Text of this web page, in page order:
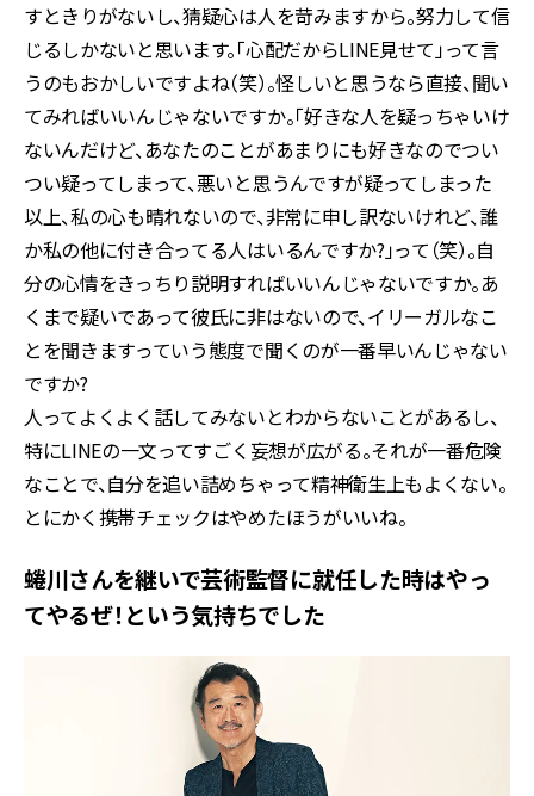
すときりがないし、猜疑心は人を苛みますから。努力して信
じるしかないと思います。「心配だからLINE見せて」って言
うのもおかしいですよね（笑）。怪しいと思うなら直接、聞い
てみればいいんじゃないですか。「好きな人を疑っちゃいけ
ないんだけど、あなたのことがあまりにも好きなのでつい
つい疑ってしまって、悪いと思うんですが疑ってしまった
以上、私の心も晴れないので、非常に申し訳ないけれど、誰
か私の他に付き合ってる人はいるんですか?」って（笑）。自
分の心情をきっちり説明すればいいんじゃないですか。あ
くまで疑いであって彼氏に非はないので、イリーガルなこ
とを聞きますっていう態度で聞くのが一番早いんじゃない
ですか?
人ってよくよく話してみないとわからないことがあるし、
特にLINEの一文ってすごく妄想が広がる。それが一番危険
なことで、自分を追い詰めちゃって精神衛生上もよくない。
とにかく携帯チェックはやめたほうがいいね。
蜷川さんを継いで芸術監督に就任した時はやっ
てやるぜ！という気持ちでした